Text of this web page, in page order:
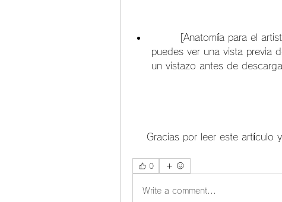
puedes ver una vista previa
un vistazo antes de
Gracias por leer este artículo
0
Write a comment...